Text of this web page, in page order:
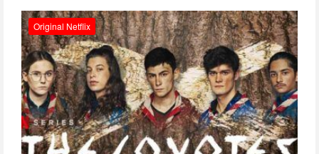
Original Netflix